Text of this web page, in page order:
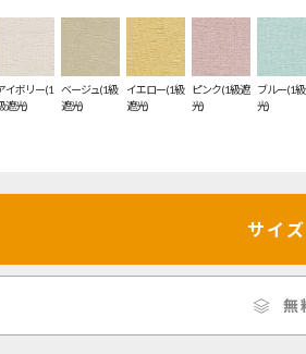
イボリー(1
遮光)
ベージュ(1級
遮光)
イエロー(1級
遮光)
ピンク(1級遮
光)
ブルー(1
光)
サイ
無